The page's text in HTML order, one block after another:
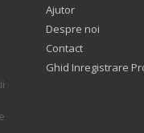
Ajutor
Despre noi
Contact
Ghid Inregistrare